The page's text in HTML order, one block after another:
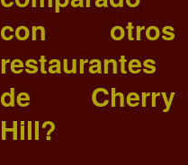
con otros
restaurantes
de Cherry
Hill?